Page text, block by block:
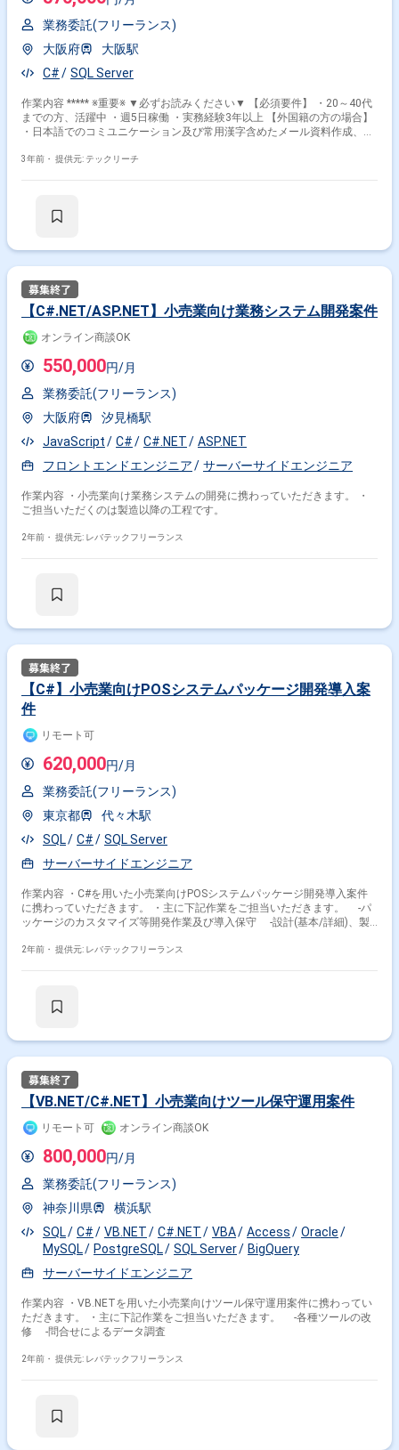
業務委託(フリーランス)
大阪府
大阪駅
C#
SQL Server
作業内容 ***** ※重要※ ▼必ずお読みください▼ 【必須要件】 ・20～40代
までの方、活躍中 ・週5日稼働 ・実務経験3年以上 【外国籍の方の場合】
・日本語でのコミユニケーション及び常用漢字含めたメール資料作成、読
修等を担当して頂きます。
3年前・ 提供元: テックリーチ
【C#.NET/ASP.NET】小売業向け業務システム開発案件
オンライン商談OK
550,000円/月
業務委託(フリーランス)
大阪府
汐見橋駅
JavaScript
C# C#.NET
ASP.NET
フロントエンドエンジニア
サーバーサイドエンジニア
作業内容 ・小売業向け業務システムの開発に携わっていただきます。 ・
ご担当いただくのは製造以降の工程です。
2年前・ 提供元: レバテックフリーランス
【C#】小売業向けPOSシステムパッケージ開発導入案
件
リモート可
620,000円/月
業務委託(フリーランス)
東京都
代々木駅
SQL
C#
SQL Server
サーバーサイドエンジニア
作業内容 ・C#を用いた小売業向けPOSシステムパッケージ開発導入案件
に携わっていただきます。 ・主に下記作業をご担当いただきます。 -パ
ッケージのカスタマイズ等開発作業及び導入保守 -設計(基本/詳細)、製
2年前・ 提供元: レバテックフリーランス
【VB.NET/C#.NET】小売業向けツール保守運用案件
リモート可 オンライン商談OK
800,000円/月
業務委託(フリーランス)
神奈川県
横浜駅
SQL
C# VB.NET C#.NET VBA Access
Oracle
MySQL
PostgreSQL SQL Server
BigQuery
サーバーサイドエンジニア
作業内容 ・VB.NETを用いた小売業向けツール保守運用案件に携わってい
ただきます。 ・主に下記作業をご担当いただきます。 -各種ツールの改
修 -問合せによるデータ調査
2年前・ 提供元: レバテックフリーランス
C# × 副業 C# × 在宅・リモート
その他の条件で検索する
その他開発言語・スキルから探す
C#.NET ASP.NET Java SQL
JavaScript
SQL Server
Windows
サーバーサイドエンジニア
PM